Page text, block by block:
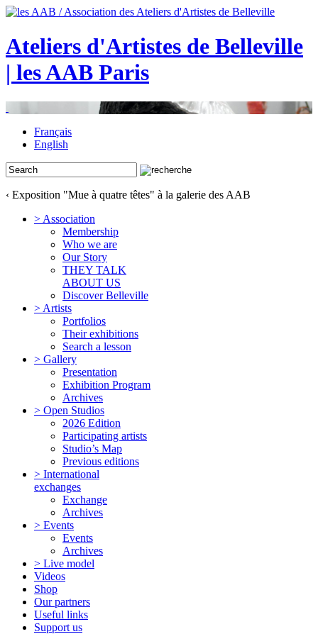
Ateliers d'Artistes de Belleville
| les AAB Paris
Français
English
‹ Exposition "Mue à quatre têtes" à la galerie des AAB
> Association
Membership
Who we are
Our Story
THEY TALK
ABOUT US
Discover Belleville
> Artists
Portfolios
Their exhibitions
Search a lesson
> Gallery
Presentation
Exhibition Program
Archives
> Open Studios
2026 Edition
Participating artists
Studio’s Map
Previous editions
> International
exchanges
Exchange
Archives
> Events
Events
Archives
> Live model
Videos
Shop
Our partners
Useful links
Support us